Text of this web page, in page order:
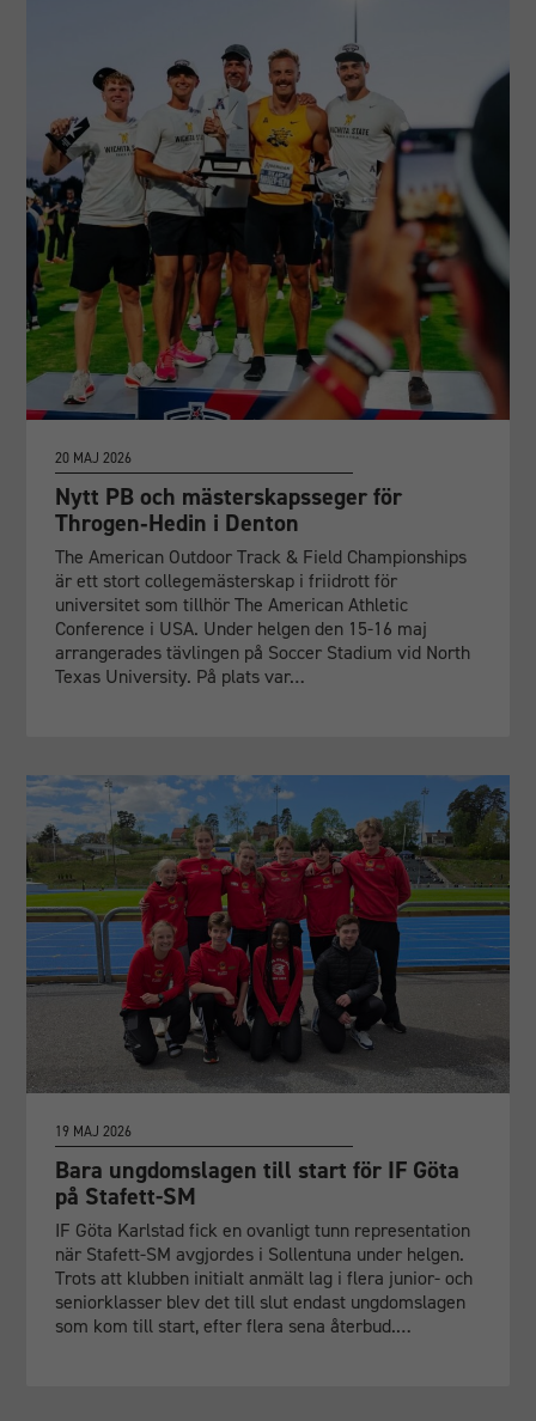
20 MAJ 2026
Nytt PB och mästerskapsseger för
Throgen‑Hedin i Denton
The American Outdoor Track & Field Championships
är ett stort collegemästerskap i friidrott för
universitet som tillhör The American Athletic
Conference i USA. Under helgen den 15-16 maj
arrangerades tävlingen på Soccer Stadium vid North
Texas University. På plats var…
19 MAJ 2026
Bara ungdomslagen till start för IF Göta
på Stafett-SM
IF Göta Karlstad fick en ovanligt tunn representation
när Stafett-SM avgjordes i Sollentuna under helgen.
Trots att klubben initialt anmält lag i flera junior- och
seniorklasser blev det till slut endast ungdomslagen
som kom till start, efter flera sena återbud.…